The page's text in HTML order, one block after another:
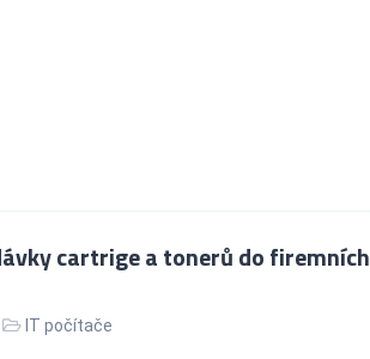
cartrige a tonerů do firemních
IT počítače